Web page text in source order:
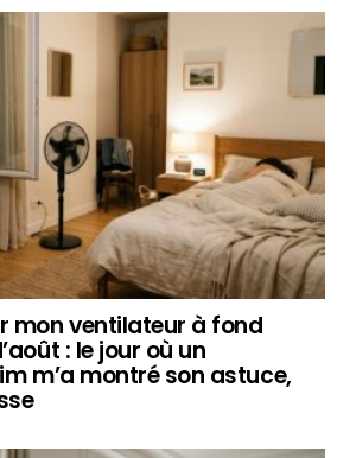
mon ventilateur à fond
: le jour où un
m’a montré son astuce,